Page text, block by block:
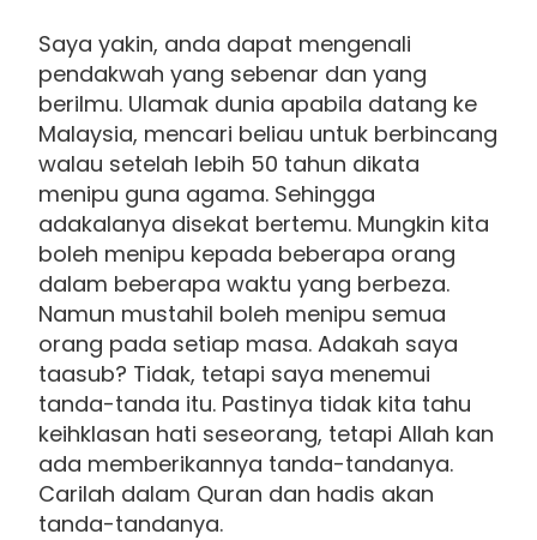
Saya yakin, anda dapat mengenali
pendakwah yang sebenar dan yang
berilmu. Ulamak dunia apabila datang ke
Malaysia, mencari beliau untuk berbincang
walau setelah lebih 50 tahun dikata
menipu guna agama. Sehingga
adakalanya disekat bertemu. Mungkin kita
boleh menipu kepada beberapa orang
dalam beberapa waktu yang berbeza.
Namun mustahil boleh menipu semua
orang pada setiap masa. Adakah saya
taasub? Tidak, tetapi saya menemui
tanda-tanda itu. Pastinya tidak kita tahu
keihklasan hati seseorang, tetapi Allah kan
ada memberikannya tanda-tandanya.
Carilah dalam Quran dan hadis akan
tanda-tandanya.